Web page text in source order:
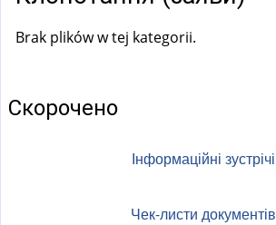
)
Brak plików w tej kategorii.
Скорочено
Інформаційні зустрічі
Чек-листи документів